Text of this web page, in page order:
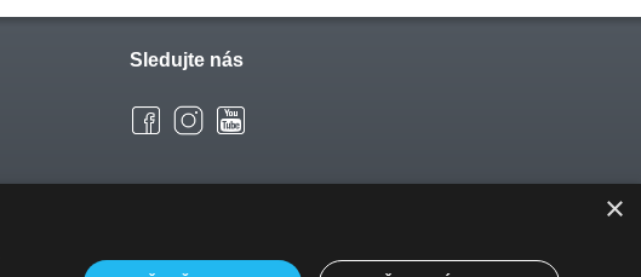
Sledujte nás
×